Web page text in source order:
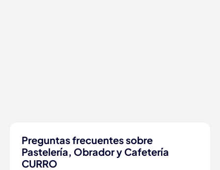
Preguntas frecuentes sobre
Pastelería, Obrador y Cafetería
CURRO